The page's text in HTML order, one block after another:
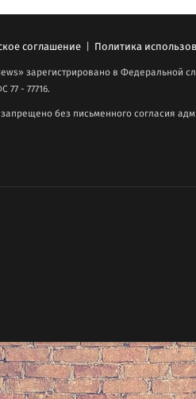
соглашение | Политика
зарегистрировано в Федеральной
- 77716.
без письменного согласия